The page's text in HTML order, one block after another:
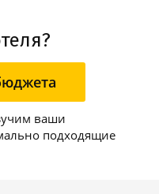
ваши
подходящие